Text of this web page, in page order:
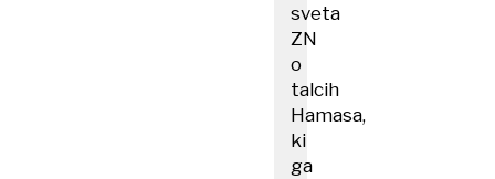
sveta
ZN
o
talcih
Hamasa,
ki
ga